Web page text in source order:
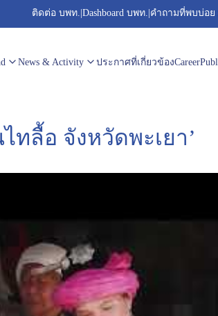
ติดต่อ บพท. Dashboard บพท. คำถามที่พบบ่อย
News & Activity ประกาศที่เกี่ยวข้องCareer
ทลื้อ จังหวัดพะเยา’